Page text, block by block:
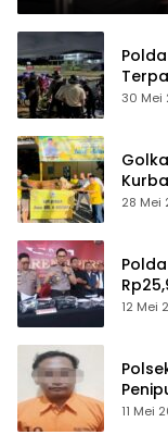
30 Mei
28 Mei
12 Mei
11 Mei